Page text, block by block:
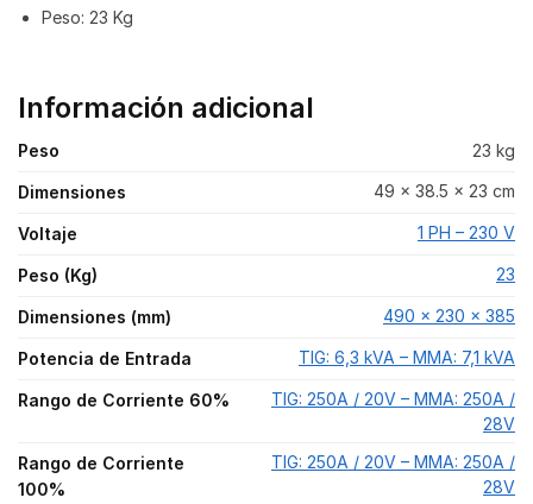
Peso: 23 Kg
Información adicional
Peso 23 kg
Dimensiones 49 × 38.5 × 23 cm
Voltaje 1 PH – 230 V
Peso (Kg) 23
Dimensiones (mm) 490 x 230 x 385
Potencia de Entrada TIG: 6,3 kVA – MMA: 7,1 kVA
Rango de Corriente 60%
TIG: 250A / 20V – MMA: 250A /
28V
Rango de Corriente
100%
TIG: 250A / 20V – MMA: 250A /
28V